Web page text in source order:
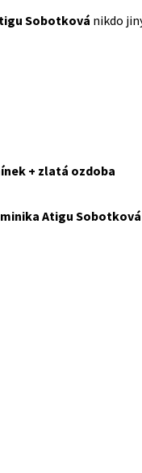
Sobotková nikdo
+ zlatá ozdoba
Atigu Sobotková